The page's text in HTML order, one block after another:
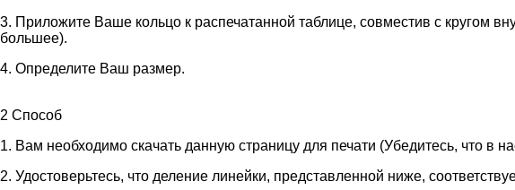
3. Приложите Ваше кольцо к распечатанной таблице, совместив с кругом
большее).
4. Определите Ваш размер.
2 Способ
1. Вам необходимо скачать данную страницу для печати (Убедитесь, что в
2. Удостоверьтесь, что деление линейки, представленной ниже,